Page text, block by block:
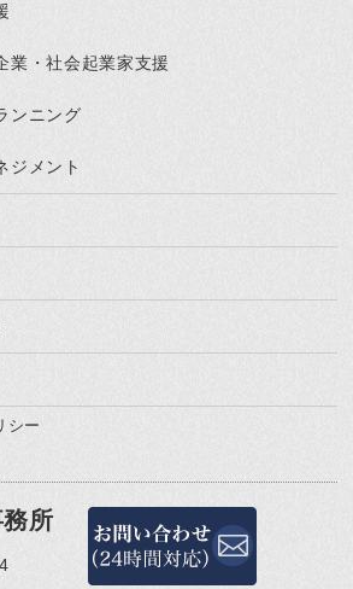
業・社会起業家支援
ンニング
ジメント
シー
所